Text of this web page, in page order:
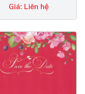
Giá: Liên hệ